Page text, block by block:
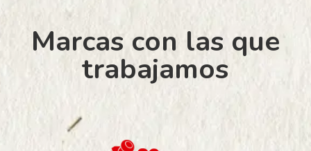
Marcas con las que
trabajamos